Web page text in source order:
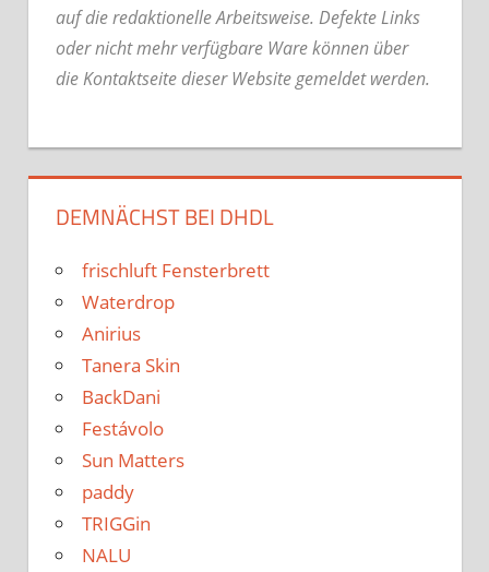
auf die redaktionelle Arbeitsweise. Defekte Links
oder nicht mehr verfügbare Ware können über
die Kontaktseite dieser Website gemeldet werden.
DEMNÄCHST BEI DHDL
frischluft Fensterbrett
Waterdrop
Anirius
Tanera Skin
BackDani
Festávolo
Sun Matters
paddy
TRIGGin
NALU